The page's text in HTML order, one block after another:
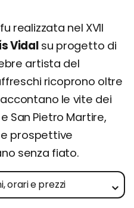
realizzata nel XVII
Vidalsu progetto di
artista del
ricoprono oltre
le vite dei
San Pietro Martire,
prospettive
senza fiato.
orari e prezzi